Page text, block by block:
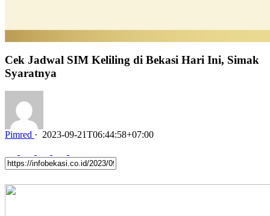
Cek Jadwal SIM Keliling di Bekasi Hari Ini, Simak
Syaratnya
Pimred · 2023-09-21T06:44:58+07:00